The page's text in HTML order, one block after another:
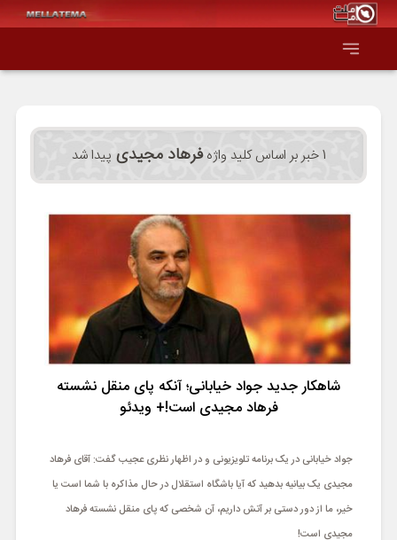
صفحه اصلی
اقتصاد
سیاست و جهان
جامعه و فرهنگ
دانش و فناوری
ورزشی
حوادث
1 خبر بر اساس کلید واژه فرهاد مجیدی پیدا شد
شاهکار جدید جواد خیابانی؛ آنکه پای منقل نشسته
فرهاد مجیدی است!+ ویدئو
جواد خیابانی در یک برنامه تلویزیونی و در اظهار نظری عجیب گفت: آقای فرهاد
مجیدی یک بیانیه بدهید که آیا باشگاه استقلال در حال مذاکره با شما است یا
خیر، ما از دور دستی بر آتش داریم، آن شخصی که پای منقل نشسته فرهاد
مجیدی است!